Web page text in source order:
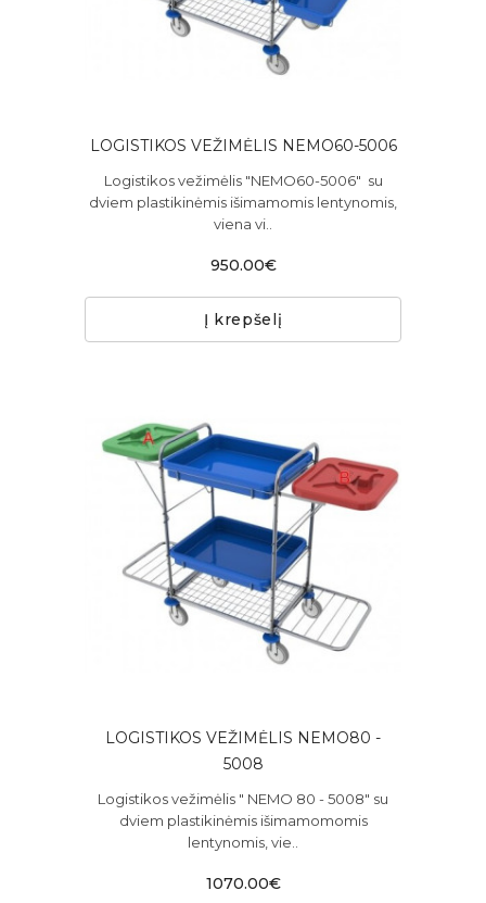
LOGISTIKOS VEŽIMĖLIS NEMO60-5006
Logistikos vežimėlis "NEMO60-5006" su
dviem plastikinėmis išimamomis lentynomis,
viena vi..
950.00€
Į krepšelį
LOGISTIKOS VEŽIMĖLIS NEMO80 -
5008
Logistikos vežimėlis " NEMO 80 - 5008" su
dviem plastikinėmis išimamomomis
lentynomis, vie..
1070.00€